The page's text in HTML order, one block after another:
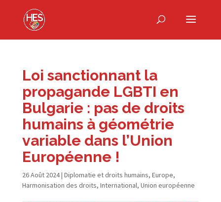
Loi sanctionnant la
propagande LGBTI en
Bulgarie : pas de droits
humains à géométrie
variable dans l’Union
Européenne !
26 Août 2024| Diplomatie et droits humains, Europe,
Harmonisation des droits, International, Union européenne